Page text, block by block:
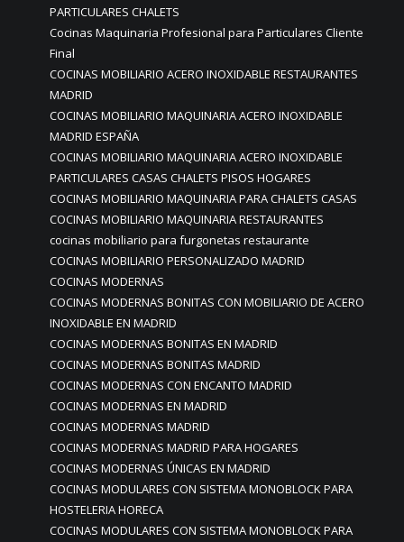
PARTICULARES CHALETS
Cocinas Maquinaria Profesional para Particulares Cliente
Final
COCINAS MOBILIARIO ACERO INOXIDABLE RESTAURANTES
MADRID
COCINAS MOBILIARIO MAQUINARIA ACERO INOXIDABLE
MADRID ESPAÑA
COCINAS MOBILIARIO MAQUINARIA ACERO INOXIDABLE
PARTICULARES CASAS CHALETS PISOS HOGARES
COCINAS MOBILIARIO MAQUINARIA PARA CHALETS CASAS
COCINAS MOBILIARIO MAQUINARIA RESTAURANTES
cocinas mobiliario para furgonetas restaurante
COCINAS MOBILIARIO PERSONALIZADO MADRID
COCINAS MODERNAS
COCINAS MODERNAS BONITAS CON MOBILIARIO DE ACERO
INOXIDABLE EN MADRID
COCINAS MODERNAS BONITAS EN MADRID
COCINAS MODERNAS BONITAS MADRID
COCINAS MODERNAS CON ENCANTO MADRID
COCINAS MODERNAS EN MADRID
COCINAS MODERNAS MADRID
COCINAS MODERNAS MADRID PARA HOGARES
COCINAS MODERNAS ÚNICAS EN MADRID
COCINAS MODULARES CON SISTEMA MONOBLOCK PARA
HOSTELERIA HORECA
COCINAS MODULARES CON SISTEMA MONOBLOCK PARA